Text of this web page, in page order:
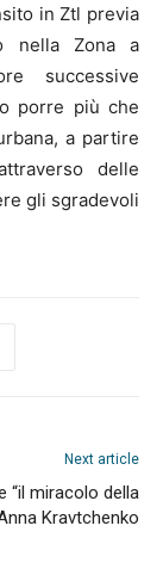
in Ztl previa
nella Zona a
successive
porre più che
a partire
delle
gli sgradevoli
Next article
“il miracolo della
Kravtchenko